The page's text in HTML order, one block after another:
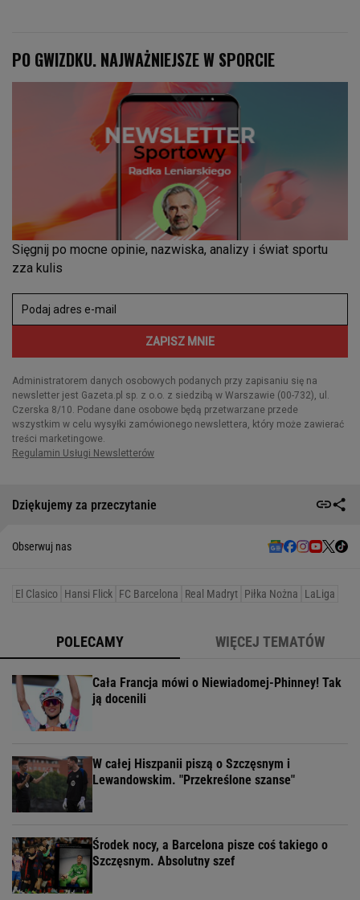
Dziękujemy za przeczytanie
Obserwuj nas
El Clasico Hansi Flick FC Barcelona Real Madryt Piłka Nożna LaLiga
POLECAMY WIĘCEJ TEMATÓW
Cała Francja mówi o Niewiadomej-Phinney! Tak
ją docenili
W całej Hiszpanii piszą o Szczęsnym i
Lewandowskim. "Przekreślone szanse"
Środek nocy, a Barcelona pisze coś takiego o
Szczęsnym. Absolutny szef